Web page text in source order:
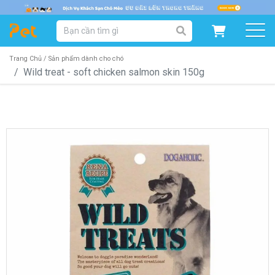
DANH MỤC SẢN PHẨM
SẢN PHẨM DÀNH CHO MÈO
Trang Chủ / Sản phẩm dành cho chó
Wild treat - soft chicken salmon skin 150g